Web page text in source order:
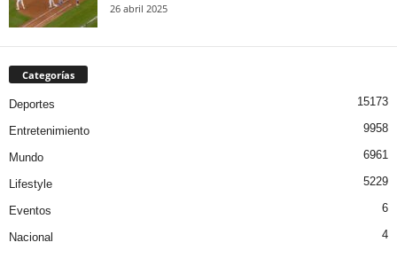
26 abril 2025
Categorías
Deportes 15173
Entretenimiento 9958
Mundo 6961
Lifestyle 5229
Eventos 6
Nacional 4